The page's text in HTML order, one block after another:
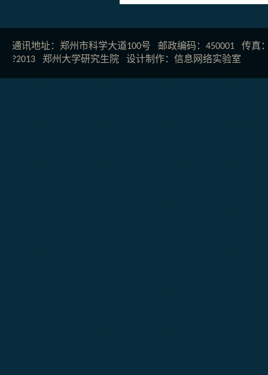
通讯地址：郑州市科学大道100号 邮政编码：450001 传真
?2013 郑州大学研究生院 设计制作： 信息网络实验室